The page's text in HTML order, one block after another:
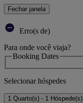
Fechar janela
Erro(s de)
Para onde você viaja?
Booking Dates
Selecionar hóspedes
1 Quarto(s) - 1 Hóspede(s)